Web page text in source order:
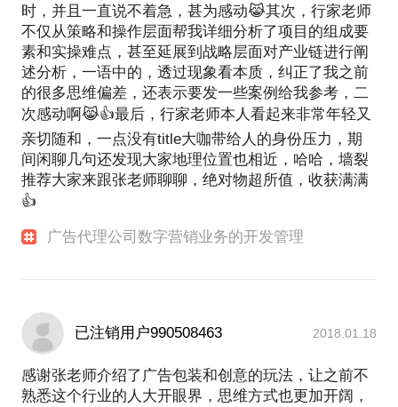
时，并且一直说不着急，甚为感动😹其次，行家老师
不仅从策略和操作层面帮我详细分析了项目的组成要
素和实操难点，甚至延展到战略层面对产业链进行阐
述分析，一语中的，透过现象看本质，纠正了我之前
的很多思维偏差，还表示要发一些案例给我参考，二
次感动啊😹👍最后，行家老师本人看起来非常年轻又
亲切随和，一点没有title大咖带给人的身份压力，期
间闲聊几句还发现大家地理位置也相近，哈哈，墙裂
推荐大家来跟张老师聊聊，绝对物超所值，收获满满
👍
广告代理公司数字营销业务的开发管理
已注销用户990508463 2018.01.18
感谢张老师介绍了广告包装和创意的玩法，让之前不
熟悉这个行业的人大开眼界，思维方式也更加开阔，